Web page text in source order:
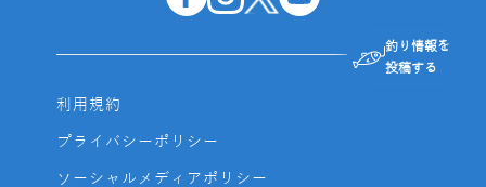
釣り情報を
投稿する
利用規約
プライバシーポリシー
ソーシャルメディアポリシー